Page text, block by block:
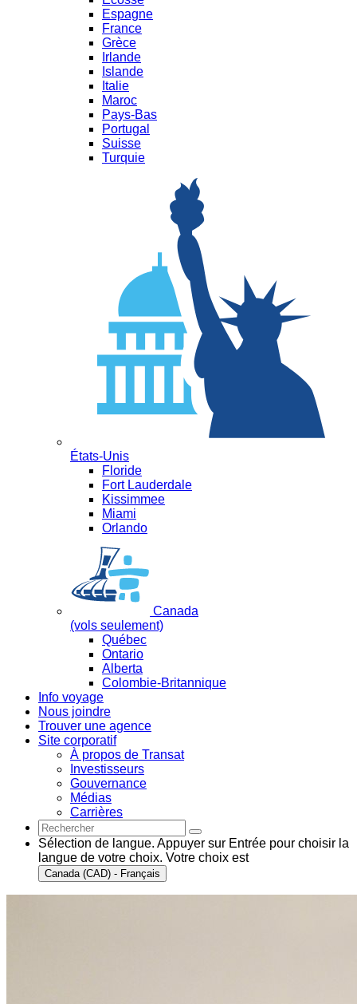
Espagne
France
Grèce
Irlande
Islande
Italie
Maroc
Pays-Bas
Portugal
Suisse
Turquie
États-Unis
Floride
Fort Lauderdale
Kissimmee
Miami
Orlando
Canada
(vols seulement)
Québec
Ontario
Alberta
Colombie-Britannique
Info voyage
Nous joindre
Trouver une agence
Site corporatif
À propos de Transat
Investisseurs
Gouvernance
Médias
Carrières
Sélection de langue. Appuyer sur Entrée pour choisir la
langue de votre choix. Votre choix est
Canada (CAD) - Français